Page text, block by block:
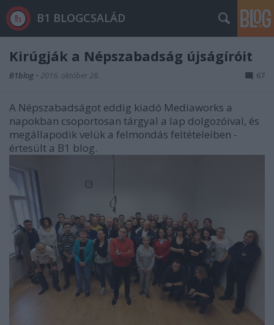
B1 BLOGCSALÁD
Kirúgják a Népszabadság újságíróit
B1blog • 2016. október 28. 67
A Népszabadságot eddig kiadó Mediaworks a
napokban csoportosan tárgyal a lap dolgozóival, és
megállapodik velük a felmondás feltételeiben -
értesült a B1 blog.